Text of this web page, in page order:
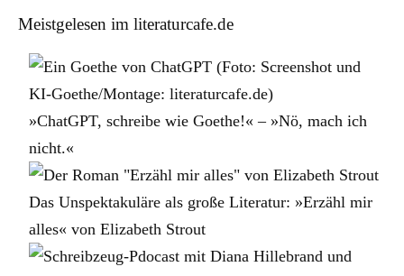
Meistgelesen im literaturcafe.de
»ChatGPT, schreibe wie Goethe!« – »Nö, mach ich
nicht.«
Das Unspektakuläre als große Literatur: »Erzähl mir
alles« von Elizabeth Strout